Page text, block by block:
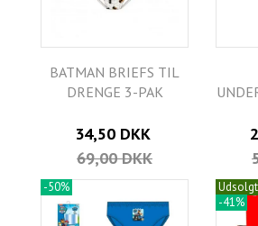
BATMAN BRIEFS TIL
DRENGE 3-PAK
34,50 DKK
69,00 DKK
-50%
Udsolgt
-41%